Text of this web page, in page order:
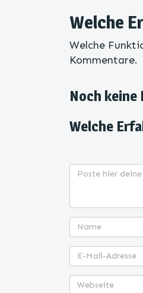
Welche
Welche
Kommentare.
Noch
Welche